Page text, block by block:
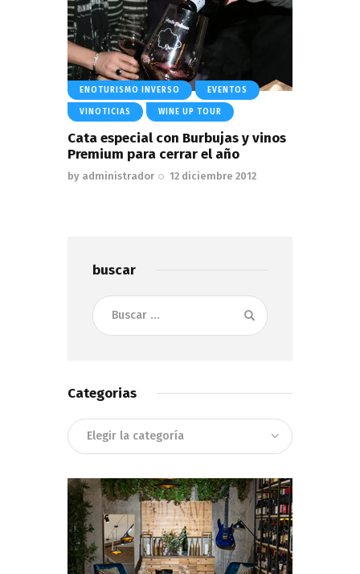
ENOTURISMO INVERSO EVENTOS
VINOTICIAS WINE UP TOUR
Cata especial con Burbujas y vinos
Premium para cerrar el año
by administrador 12 diciembre 2012
buscar
Buscar:
Categorias
Categorias